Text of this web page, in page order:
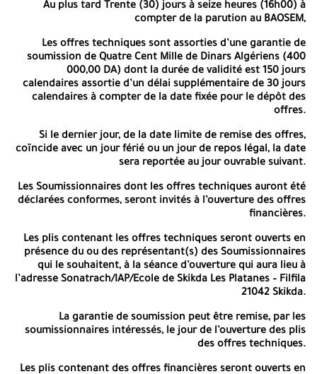
Au plus tard Vingt (20) Jours à seize (16h00) heures, à compter
Par tout soumissionnaire intéressé, contre paiement d’un
montant non remboursable deCinq Mille Dinars Algériens (5
000,00 DA),et sur présentation d’une copie de registre de
commerce, Le paiement sera effectué par virement au compte
ouvert auprès de laBanque
Les justificatifs de versements relatifs au retrait du DAO doivent
obligatoirement être établis au nom du Soumissionnaire.
Critères de qualification des soumissionnaires
Disposant d’un registre de commerce électronique
de l’appel d’offres et constituant leur activité
principale ou secondaire ;
Disposant d’une situation financière saine et
équilibrée.
La disposition de matériels et équipements essentiels
l’exécution du Contrat ;
Les qualifications voulues du personnel aux postes clés
suivants :
Ayant l’expérience Trois (03) ans et plus pour les
Au plus tard Trente (30) jours à seize heures (16h00) à
compter de la parution au BAOSEM,
Les offres techniques sont assorties d’une garantie de
soumission de Quatre Cent Mille de Dinars Algériens (400
000,00 DA) dont la durée de validité est 150 jours
calendaires assortie d’un délai supplémentaire de 30 jours
calendaires à compter de la date fixée pour le dépôt des
offres.
Si le dernier jour, de la date limite de remise des offres,
coïncide avec un jour férié ou un jour de repos légal, la date
sera reportée au jour ouvrable suivant.
Les Soumissionnaires dont les offres techniques auront été
déclarées conformes, seront invités à l’ouverture des offres
financières.
Les plis contenant les offres techniques seront ouverts en
présence du ou des représentant(s) des Soumissionnaires
qui le souhaitent, à la séance d’ouverture qui aura lieu à
l’adresse Sonatrach/IAP/Ecole de Skikda Les Platanes – Filfila
21042 Skikda.
La garantie de soumission peut être remise, par les
soumissionnaires intéressés, le jour de l’ouverture des plis
des offres techniques.
Les plis contenant des offres financières seront ouverts en